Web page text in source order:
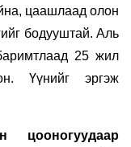
цаашлаад олон
бодууштай. Аль
25 жил
Үүнийг эргэж
цооногуудаар